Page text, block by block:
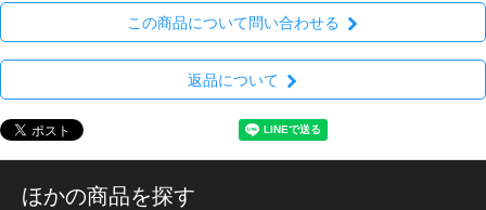
この商品について問い合わせる
返品について
ほかの商品を探す